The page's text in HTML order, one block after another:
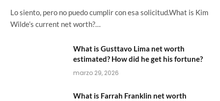
Lo siento, pero no puedo cumplir con esa solicitud.What is Kim
Wilde’s current net worth?…
What is Gusttavo Lima net worth
estimated? How did he get his fortune?
marzo 29, 2026
What is Farrah Franklin net worth